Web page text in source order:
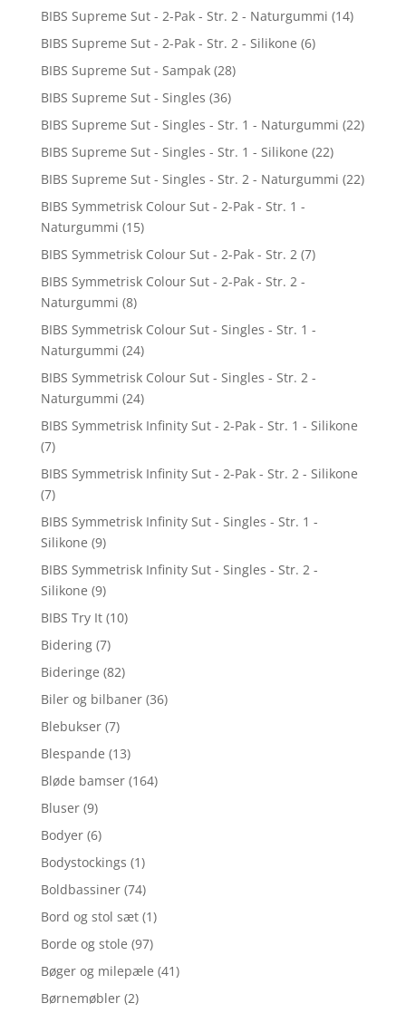
BIBS Supreme Sut - 2-Pak - Str. 2 - Naturgummi (14)
BIBS Supreme Sut - 2-Pak - Str. 2 - Silikone (6)
BIBS Supreme Sut - Sampak (28)
BIBS Supreme Sut - Singles (36)
BIBS Supreme Sut - Singles - Str. 1 - Naturgummi (22)
BIBS Supreme Sut - Singles - Str. 1 - Silikone (22)
BIBS Supreme Sut - Singles - Str. 2 - Naturgummi (22)
BIBS Symmetrisk Colour Sut - 2-Pak - Str. 1 -
Naturgummi (15)
BIBS Symmetrisk Colour Sut - 2-Pak - Str. 2 (7)
BIBS Symmetrisk Colour Sut - 2-Pak - Str. 2 -
Naturgummi (8)
BIBS Symmetrisk Colour Sut - Singles - Str. 1 -
Naturgummi (24)
BIBS Symmetrisk Colour Sut - Singles - Str. 2 -
Naturgummi (24)
BIBS Symmetrisk Infinity Sut - 2-Pak - Str. 1 - Silikone
(7)
BIBS Symmetrisk Infinity Sut - 2-Pak - Str. 2 - Silikone
(7)
BIBS Symmetrisk Infinity Sut - Singles - Str. 1 -
Silikone (9)
BIBS Symmetrisk Infinity Sut - Singles - Str. 2 -
Silikone (9)
BIBS Try It (10)
Bidering (7)
Bideringe (82)
Biler og bilbaner (36)
Blebukser (7)
Blespande (13)
Bløde bamser (164)
Bluser (9)
Bodyer (6)
Bodystockings (1)
Boldbassiner (74)
Bord og stol sæt (1)
Borde og stole (97)
Bøger og milepæle (41)
Børnemøbler (2)